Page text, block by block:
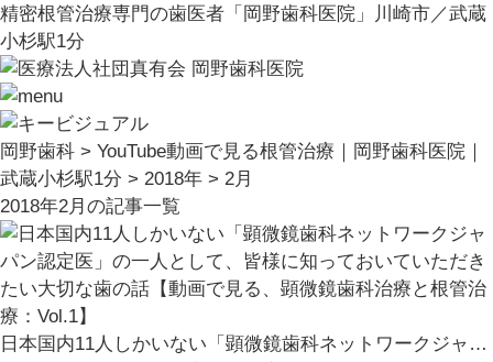
精密根管治療専門の歯医者「岡野歯科医院」川崎市／武蔵
小杉駅1分
岡野歯科 > YouTube動画で見る根管治療｜岡野歯科医院｜
武蔵小杉駅1分 > 2018年 > 2月
2018年2月の記事一覧
日本国内11人しかいない「顕微鏡歯科ネットワークジャ…